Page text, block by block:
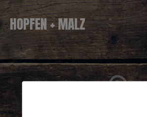
Zum
Inhalt
springen
HOPFEN + MALZ